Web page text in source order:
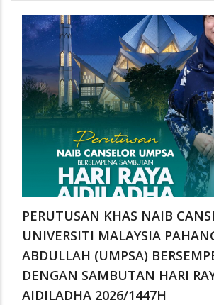
PERUTUSAN KHAS NAIB
UNIVERSITI MALAYSIA
ABDULLAH (UMPSA)
DENGAN SAMBUTAN HARI
AIDILADHA 2026/1447H